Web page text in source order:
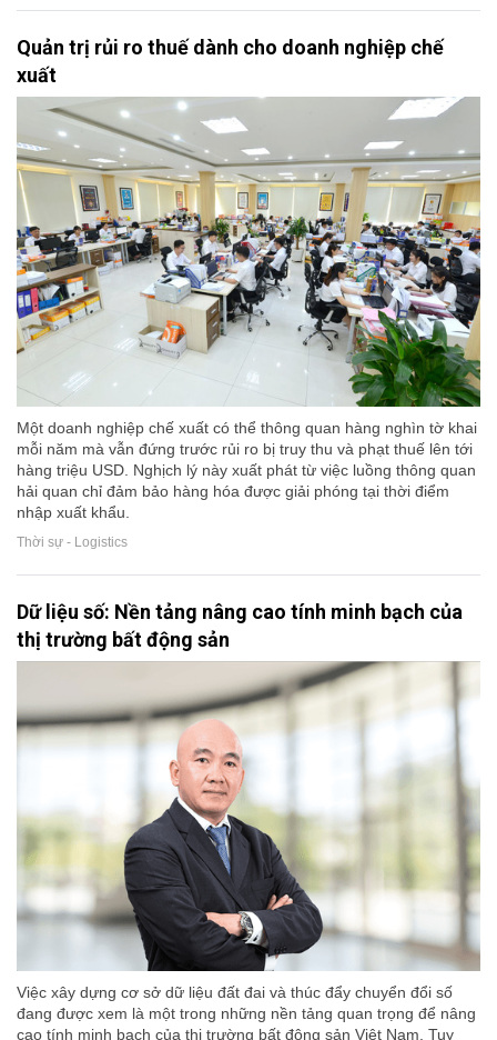
Quản trị rủi ro thuế dành cho doanh nghiệp chế
xuất
Một doanh nghiệp chế xuất có thể thông quan hàng nghìn tờ khai
mỗi năm mà vẫn đứng trước rủi ro bị truy thu và phạt thuế lên tới
hàng triệu USD. Nghịch lý này xuất phát từ việc luồng thông quan
hải quan chỉ đảm bảo hàng hóa được giải phóng tại thời điểm
nhập xuất khẩu.
Thời sự - Logistics
Dữ liệu số: Nền tảng nâng cao tính minh bạch của
thị trường bất động sản
Việc xây dựng cơ sở dữ liệu đất đai và thúc đẩy chuyển đổi số
đang được xem là một trong những nền tảng quan trọng để nâng
cao tính minh bạch của thị trường bất động sản Việt Nam. Tuy